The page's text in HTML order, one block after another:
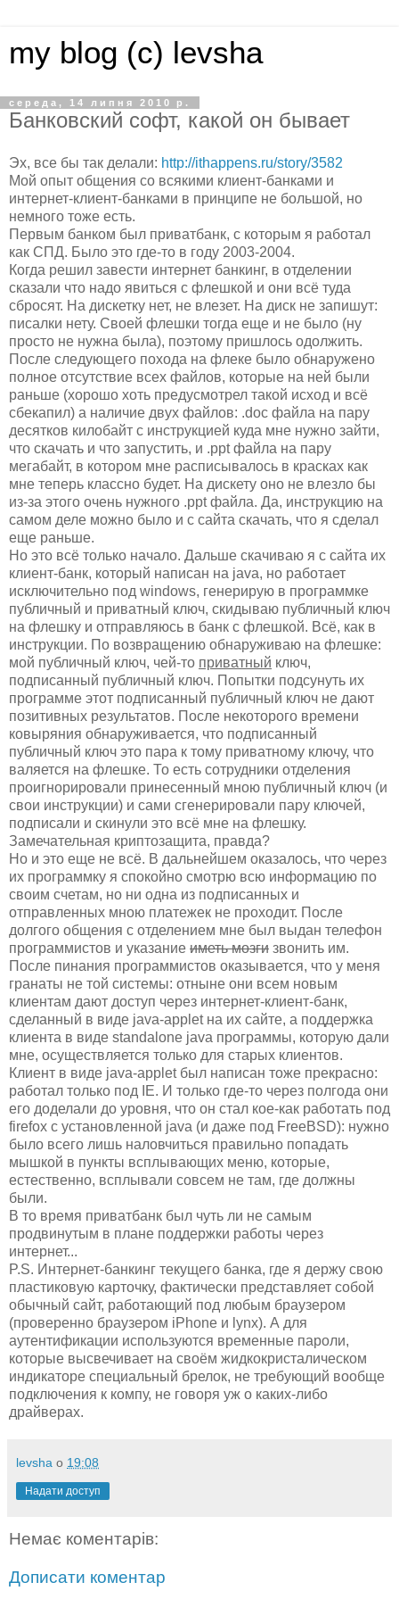
my blog (c) levsha
середа, 14 липня 2010 р.
Банковский софт, какой он бывает
Эх, все бы так делали: http://ithappens.ru/story/3582
Мой опыт общения со всякими клиент-банками и
интернет-клиент-банками в принципе не большой, но
немного тоже есть.
Первым банком был приватбанк, с которым я работал
как СПД. Было это где-то в году 2003-2004.
Когда решил завести интернет банкинг, в отделении
сказали что надо явиться с флешкой и они всё туда
сбросят. На дискетку нет, не влезет. На диск не запишут:
писалки нету. Своей флешки тогда еще и не было (ну
просто не нужна была), поэтому пришлось одолжить.
После следующего похода на флеке было обнаружено
полное отсутствие всех файлов, которые на ней были
раньше (хорошо хоть предусмотрел такой исход и всё
сбекапил) а наличие двух файлов: .doc файла на пару
десятков килобайт с инструкцией куда мне нужно зайти,
что скачать и что запустить, и .ppt файла на пару
мегабайт, в котором мне расписывалось в красках как
мне теперь классно будет. На дискету оно не влезло бы
из-за этого очень нужного .ppt файла. Да, инструкцию на
самом деле можно было и с сайта скачать, что я сделал
еще раньше.
Но это всё только начало. Дальше скачиваю я с сайта их
клиент-банк, который написан на java, но работает
исключительно под windows, генерирую в программке
публичный и приватный ключ, скидываю публичный ключ
на флешку и отправляюсь в банк с флешкой. Всё, как в
инструкции. По возвращению обнаруживаю на флешке:
мой публичный ключ, чей-то приватный ключ,
подписанный публичный ключ. Попытки подсунуть их
программе этот подписанный публичный ключ не дают
позитивных результатов. После некоторого времени
ковыряния обнаруживается, что подписанный
публичный ключ это пара к тому приватному ключу, что
валяется на флешке. То есть сотрудники отделения
проигнорировали принесенный мною публичный ключ (и
свои инструкции) и сами сгенерировали пару ключей,
подписали и скинули это всё мне на флешку.
Замечательная криптозащита, правда?
Но и это еще не всё. В дальнейшем оказалось, что через
их программку я спокойно смотрю всю информацию по
своим счетам, но ни одна из подписанных и
отправленных мною платежек не проходит. После
долгого общения с отделением мне был выдан телефон
программистов и указание иметь мозги звонить им.
После пинания программистов оказывается, что у меня
гранаты не той системы: отныне они всем новым
клиентам дают доступ через интернет-клиент-банк,
сделанный в виде java-applet на их сайте, а поддержка
клиента в виде standalone java программы, которую дали
мне, осуществляется только для старых клиентов.
Клиент в виде java-applet был написан тоже прекрасно:
работал только под IE. И только где-то через полгода они
его доделали до уровня, что он стал кое-как работать под
firefox с установленной java (и даже под FreeBSD): нужно
было всего лишь наловчиться правильно попадать
мышкой в пункты всплывающих меню, которые,
естественно, всплывали совсем не там, где должны
были.
В то время приватбанк был чуть ли не самым
продвинутым в плане поддержки работы через
интернет...
P.S. Интернет-банкинг текущего банка, где я держу свою
пластиковую карточку, фактически представляет собой
обычный сайт, работающий под любым браузером
(проверенно браузером iPhone и lynx). А для
аутентификации используются временные пароли,
которые высвечивает на своём жидкокристалическом
индикаторе специальный брелок, не требующий вообще
подключения к компу, не говоря уж о каких-либо
драйверах.
levsha о 19:08
Надати доступ
Немає коментарів:
Дописати коментар